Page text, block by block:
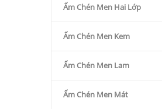
Ấm Chén Men Hai Lớp
Ấm Chén Men Kem
Ấm Chén Men Lam
Ấm Chén Men Mát